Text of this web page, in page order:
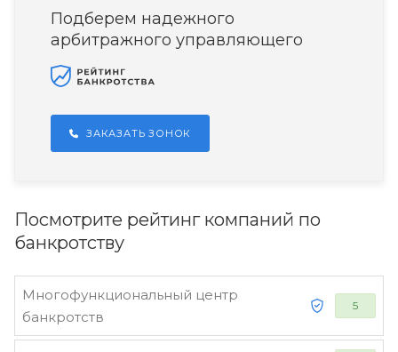
Подберем надежного
арбитражного управляющего
ЗАКАЗАТЬ ЗОНОК
Посмотрите рейтинг компаний по
банкротству
Многофункциональный центр
банкротств
5